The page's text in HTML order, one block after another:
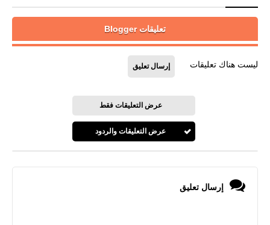
تعليقات Blogger
ليست هناك تعليقات إرسال تعليق
عرض التعليقات فقط
عرض التعليقات والردود
إرسال تعليق